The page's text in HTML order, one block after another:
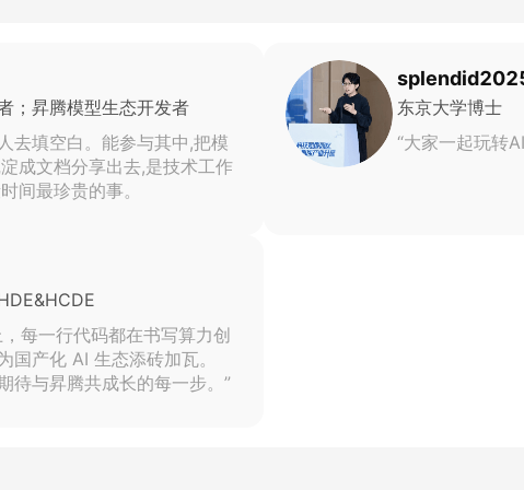
；昇腾模型生态开发者
去填空白。能参与其中,把模
成文档分享出去,是技术工作
间最珍贵的事。
东京大学博士
“大家一起玩转
每一行代码都在书写算力创
国产化 AI 生态添砖加瓦。
待与昇腾共成长的每一步。”